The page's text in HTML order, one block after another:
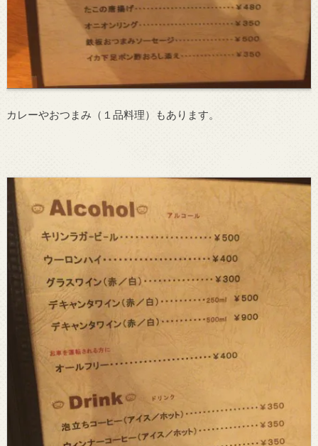
カレーやおつまみ（１品料理）もあります。